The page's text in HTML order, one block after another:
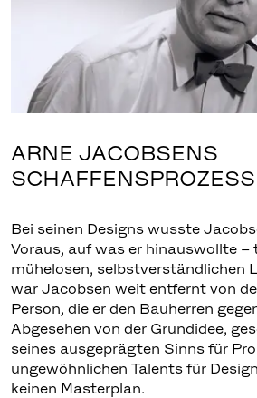
ARNE JACOBSENS
SCHAFFENSPROZESS
Bei seinen Designs wusste
Voraus, auf was er hinauswollte –
mühelosen, selbstverständlichen
war Jacobsen weit entfernt von
Person, die er den Bauherren
Abgesehen von der Grundidee,
seines ausgeprägten Sinns für
ungewöhnlichen Talents für
keinen Masterplan.